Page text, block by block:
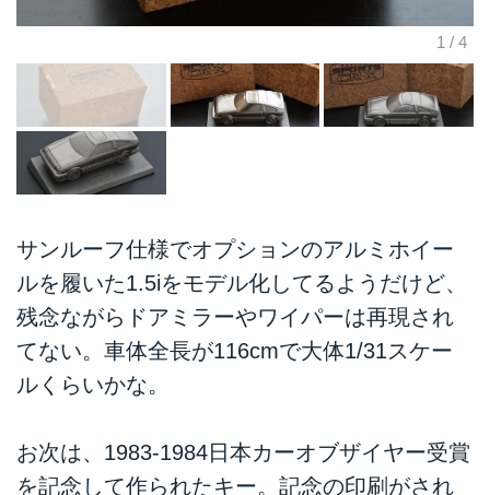
サンルーフ仕様でオプションのアルミホイー
ルを履いた1.5iをモデル化してるようだけど、
残念ながらドアミラーやワイパーは再現され
てない。車体全長が116cmで大体1/31スケー
ルくらいかな。
お次は、1983-1984日本カーオブザイヤー受賞
を記念して作られたキー。記念の印刷がされ